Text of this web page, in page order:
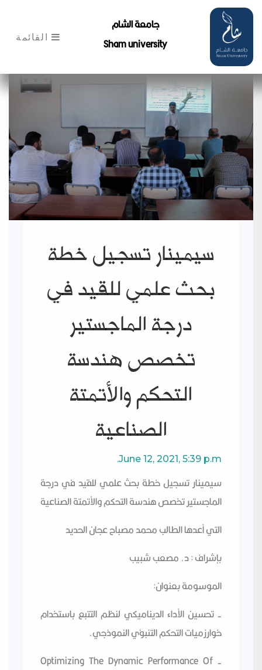
جامعة الشام
Sham university
القائمة
سيمينار تسجيل خطة بحث
علمي للقيد في درجة
الماجستير تخصص هندسة
التحكم والأتمتة الصناعية
سيمينار تسجيل خطة
بحث علمي للقيد في
درجة الماجستير
تخصص هندسة
التحكم والأتمتة
الصناعية
June 12, 2021, 5:39 p.m.
سيمينار تسجيل خطة بحث علمي للقيد في درجة
الماجستير تخصص هندسة التحكم والأتمتة الصناعية
التي أعدها الطالب محمد مصباح عجان الحديد
بإشراف : د. مصعب شبيب
الموسومة بعنوان:
- تحسين الأداء الديناميكي لنظم التتبع باستخدام
خوارزميات التحكم التنبؤي النموذجي.
- Optimizing The Dynamic Performance Of